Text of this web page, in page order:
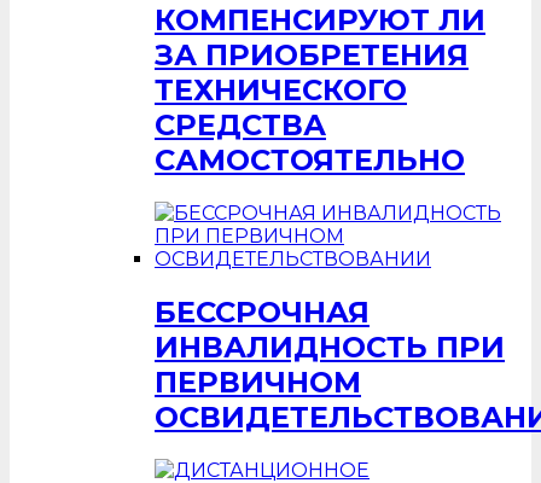
КОМПЕНСИРУЮТ ЛИ
ЗА ПРИОБРЕТЕНИЯ
ТЕХНИЧЕСКОГО
СРЕДСТВА
САМОСТОЯТЕЛЬНО
БЕССРОЧНАЯ
ИНВАЛИДНОСТЬ ПРИ
ПЕРВИЧНОМ